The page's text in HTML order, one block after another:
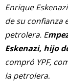
Enrique
de su confianza
petrolera. E
Eskenazi, hijo
compró YPF,
la petrolera.